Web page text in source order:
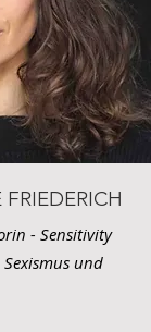
- Sensitivity
mus und